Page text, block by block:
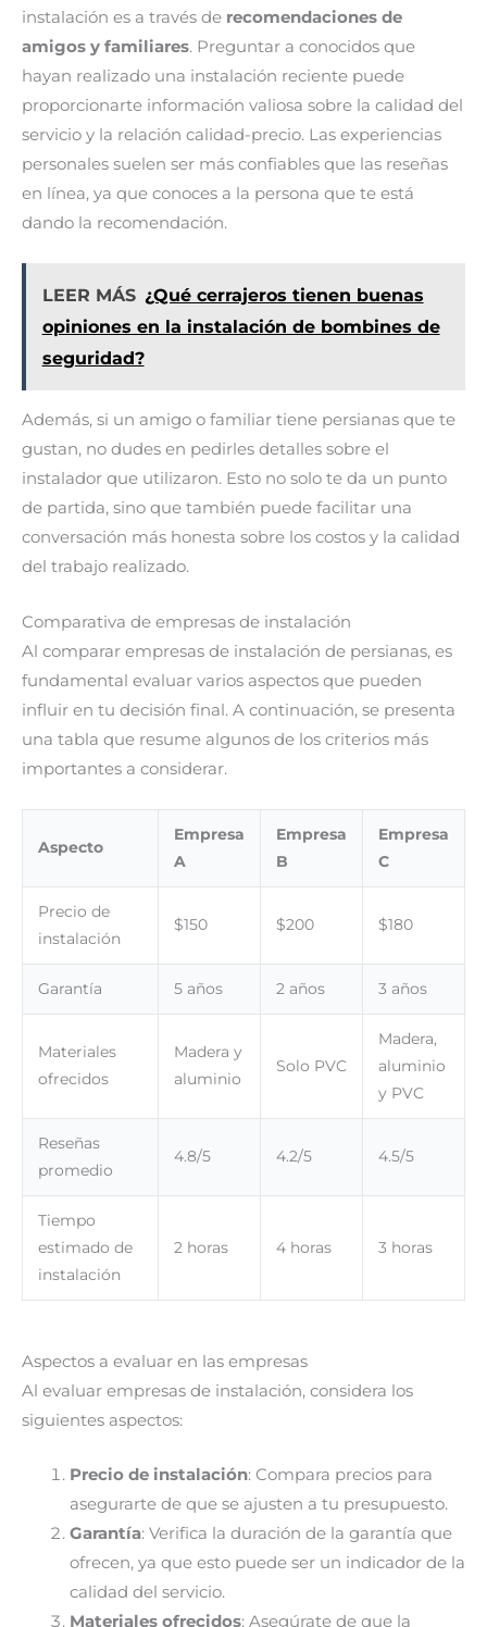
instalación es a través de recomendaciones de
amigos y familiares. Preguntar a conocidos que
hayan realizado una instalación reciente puede
proporcionarte información valiosa sobre la calidad del
servicio y la relación calidad-precio. Las experiencias
personales suelen ser más confiables que las reseñas
en línea, ya que conoces a la persona que te está
dando la recomendación.
LEER MÁS ¿Qué cerrajeros tienen buenas
opiniones en la instalación de bombines de
seguridad?
Además, si un amigo o familiar tiene persianas que te
gustan, no dudes en pedirles detalles sobre el
instalador que utilizaron. Esto no solo te da un punto
de partida, sino que también puede facilitar una
conversación más honesta sobre los costos y la calidad
del trabajo realizado.
Comparativa de empresas de instalación
Al comparar empresas de instalación de persianas, es
fundamental evaluar varios aspectos que pueden
influir en tu decisión final. A continuación, se presenta
una tabla que resume algunos de los criterios más
importantes a considerar.
Aspecto
Empresa
A
Empresa
B
Empresa
C
Precio de
instalación
$150 $200 $180
Garantía 5 años 2 años 3 años
Materiales
ofrecidos
Madera y
aluminio
Solo PVC
Madera,
aluminio
y PVC
Reseñas
promedio
4.8/5 4.2/5 4.5/5
Tiempo
estimado de
instalación
2 horas 4 horas 3 horas
Aspectos a evaluar en las empresas
Al evaluar empresas de instalación, considera los
siguientes aspectos:
Precio de instalación: Compara precios para
asegurarte de que se ajusten a tu presupuesto.
Garantía: Verifica la duración de la garantía que
ofrecen, ya que esto puede ser un indicador de la
calidad del servicio.
Materiales ofrecidos: Asegúrate de que la